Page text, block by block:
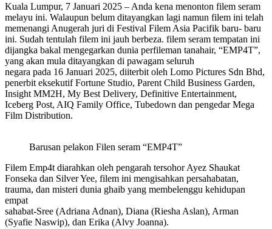
Kuala Lumpur, 7 Januari 2025 – Anda kena menonton filem seram
melayu ini. Walaupun belum ditayangkan lagi namun filem ini telah
memenangi Anugerah juri di Festival Filem Asia Pacifik baru- baru
ini. Sudah tentulah filem ini jauh berbeza. filem seram tempatan ini
dijangka bakal mengegarkan dunia perfileman tanahair, “EMP4T”,
yang akan mula ditayangkan di pawagam seluruh
negara pada 16 Januari 2025, diiterbit oleh Lomo Pictures Sdn Bhd,
penerbit eksekutif Fortune Studio, Parent Child Business Garden,
Insight MM2H, My Best Delivery, Definitive Entertainment,
Iceberg Post, AIQ Family Office, Tubedown dan pengedar Mega
Film Distribution.
Barusan pelakon Filen seram “EMP4T”
Filem Emp4t diarahkan oleh pengarah tersohor Ayez Shaukat
Fonseka dan Silver Yee, filem ini mengisahkan persahabatan,
trauma, dan misteri dunia ghaib yang membelenggu kehidupan
empat
sahabat-Sree (Adriana Adnan), Diana (Riesha Aslan), Arman
(Syafie Naswip), dan Erika (Alvy Joanna).